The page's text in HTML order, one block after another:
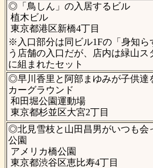
◎「鳥しん」の入居するビル
植木ビル
東京都港区新橋4丁目
※入口部分は同ビル1Fの「身知ら
う店舗の入口だが、店内は緑山ス
に組まれたセット
◎早川香里と阿部まゆみが子供達
カーグラウンド
和田堀公園運動場
東京都杉並区大宮2丁目
◎北見雪枝と山田昌男がいつも会
公園
アメリカ橋公園
東京都渋谷区恵比寿4丁目